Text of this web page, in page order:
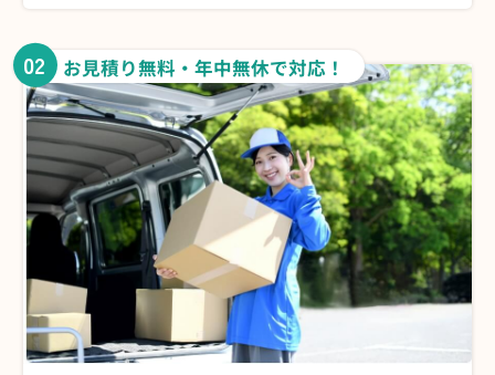
02 お見積り無料・年中無休で対応！